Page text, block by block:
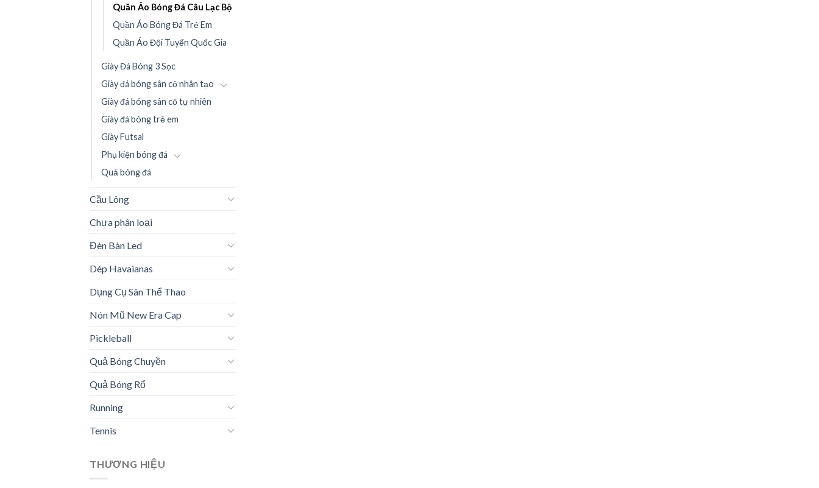
Quần Áo Bóng Đá Câu Lạc Bộ
Quần Áo Bóng Đá Trẻ Em
Quần Áo Đội Tuyển Quốc Gia
Giày Đá Bóng 3 Sọc
Giày đá bóng sân cỏ nhân tạo
Giày đá bóng sân cỏ tự nhiên
Giày đá bóng trẻ em
Giày Futsal
Phụ kiện bóng đá
Quả bóng đá
Cầu Lông
Chưa phân loại
Đèn Bàn Led
Dép Havaianas
Dụng Cụ Sân Thể Thao
Nón Mũ New Era Cap
Pickleball
Quả Bóng Chuyền
Quả Bóng Rổ
Running
Tennis
THƯƠNG HIỆU